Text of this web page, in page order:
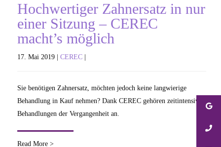
Hochwertiger Zahnersatz in nur
einer Sitzung – CEREC
macht’s möglich
17. Mai 2019 | CEREC
Sie benötigen Zahnersatz, möchten jedoch keine langwierige
Behandlung in Kauf nehmen? Dank CEREC gehören zeitintensive
Behandlungen der Vergangenheit an.
Read More >